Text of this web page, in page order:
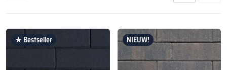
★ Bestseller NIEUW!